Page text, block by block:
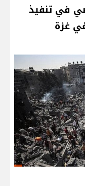
في تنفيذ
غزة